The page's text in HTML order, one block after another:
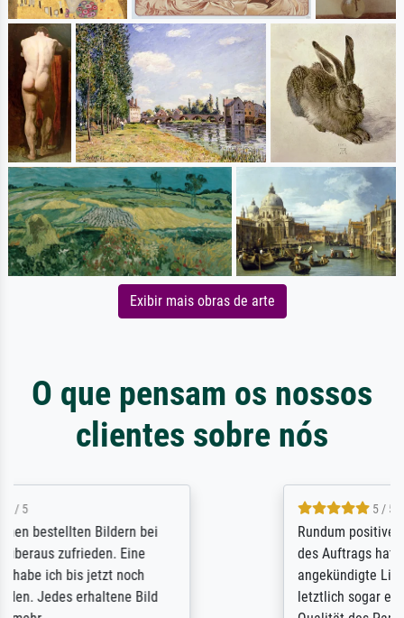
Exibir mais obras de arte
O que pensam os nossos
clientes sobre nós
Rundum positive Erfahrung. Die Ausführung
des Auftrags hat eine Weile gedauert, die
angekündigte Lieferzeit wurde aber
letztlich sogar etwas unterschritten. Die